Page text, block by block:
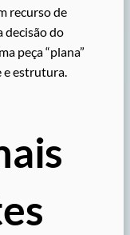
recurso de
decisão do
peça “plana”
e estrutura.